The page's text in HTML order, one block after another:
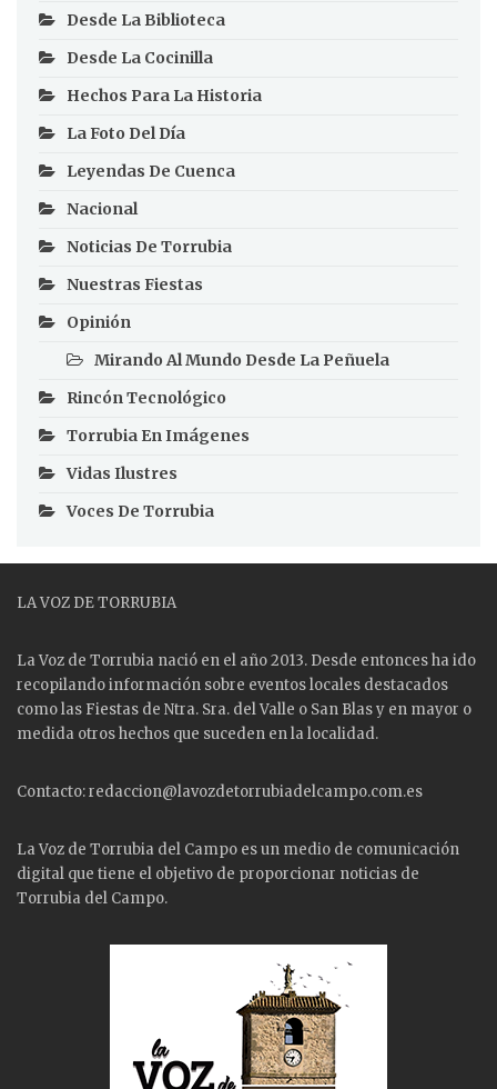
Desde La Biblioteca
Desde La Cocinilla
Hechos Para La Historia
La Foto Del Día
Leyendas De Cuenca
Nacional
Noticias De Torrubia
Nuestras Fiestas
Opinión
Mirando Al Mundo Desde La Peñuela
Rincón Tecnológico
Torrubia En Imágenes
Vidas Ilustres
Voces De Torrubia
LA VOZ DE TORRUBIA
La Voz de Torrubia nació en el año 2013. Desde entonces ha ido
recopilando información sobre eventos locales destacados
como las Fiestas de Ntra. Sra. del Valle o San Blas y en mayor o
medida otros hechos que suceden en la localidad.
Contacto: redaccion@lavozdetorrubiadelcampo.com.es
La Voz de Torrubia del Campo es un medio de comunicación
digital que tiene el objetivo de proporcionar noticias de
Torrubia del Campo.